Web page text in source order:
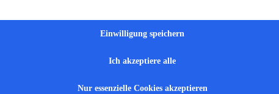
der WIRMED genau richtig!
bringen wir Dich dorthin, wo Du wirklich
Unterstützung
Einwilligung speichern
Ich akzeptiere alle
Nur essenzielle Cookies akzeptieren